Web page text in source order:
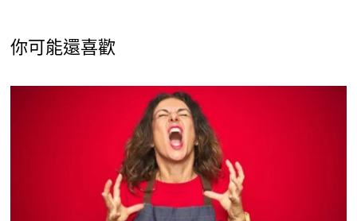
你可能還喜歡